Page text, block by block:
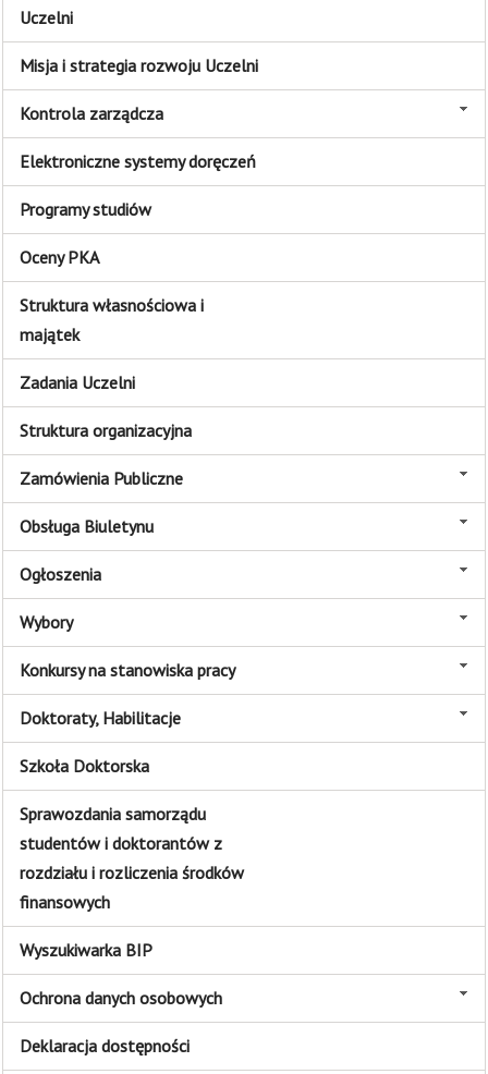
Uczelni
Misja i strategia rozwoju Uczelni
Kontrola zarządcza
Elektroniczne systemy doręczeń
Programy studiów
Oceny PKA
Struktura własnościowa i
majątek
Zadania Uczelni
Struktura organizacyjna
Zamówienia Publiczne
Obsługa Biuletynu
Ogłoszenia
Wybory
Konkursy na stanowiska pracy
Doktoraty, Habilitacje
Szkoła Doktorska
Sprawozdania samorządu
studentów i doktorantów z
rozdziału i rozliczenia środków
finansowych
Wyszukiwarka BIP
Ochrona danych osobowych
Deklaracja dostępności